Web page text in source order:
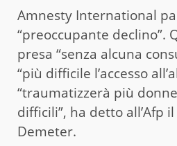
Amnesty International
“preoccupante declino”.
presa “senza alcuna
“più difficile l’accesso
“traumatizzerà più
difficili”, ha detto all’Afp
Demeter.